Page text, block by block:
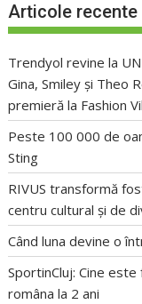
Articole recente
Trendyol revine la
Gina, Smiley și Theo
premieră la Fashion
Peste 100 000 de
Sting
RIVUS transformă
centru cultural și de
Când luna devine o
SportinCluj: Cine
româna la 2 ani